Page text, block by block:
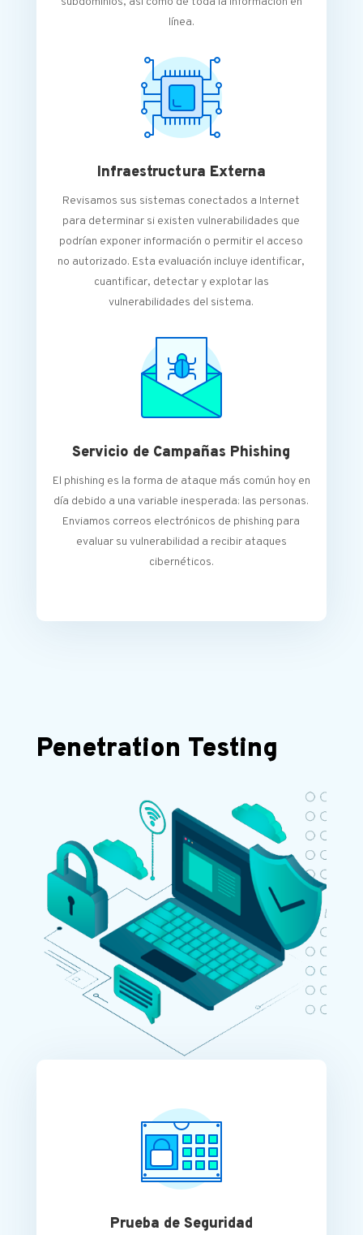
línea.
Infraestructura Externa
Revisamos sus sistemas conectados a Internet
para determinar si existen vulnerabilidades que
podrían exponer información o permitir el acceso
no autorizado. Esta evaluación incluye identificar,
cuantificar, detectar y explotar las
vulnerabilidades del sistema.
Servicio de Campañas Phishing
El phishing es la forma de ataque más común hoy en
día debido a una variable inesperada: las personas.
Enviamos correos electrónicos de phishing para
evaluar su vulnerabilidad a recibir ataques
cibernéticos.
Penetration Testing
Prueba de Seguridad